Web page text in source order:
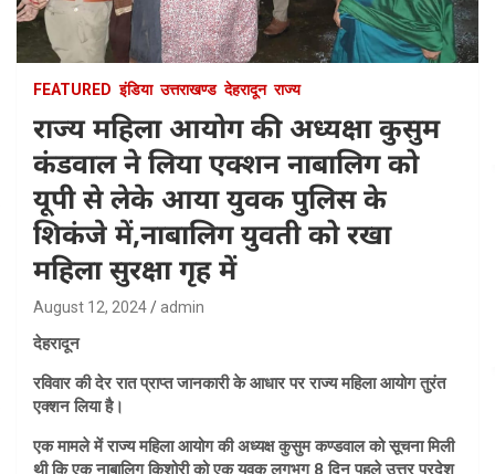
FEATURED इंडिया उत्तराखण्ड देहरादून राज्य
राज्य महिला आयोग की अध्यक्षा कुसुम
कंडवाल ने लिया एक्शन नाबालिग को
यूपी से लेके आया युवक पुलिस के
शिकंजे में,नाबालिग युवती को रखा
महिला सुरक्षा गृह में
August 12, 2024 admin
देहरादून
रविवार की देर रात प्राप्त जानकारी के आधार पर राज्य महिला आयोग तुरंत
एक्शन लिया है।
एक मामले में राज्य महिला आयोग की अध्यक्ष कुसुम कण्डवाल को सूचना मिली
थी कि एक नाबालिग किशोरी को एक युवक लगभग 8 दिन पहले उत्तर प्रदेश